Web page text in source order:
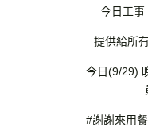
今日工事
提供給所
今日(9/29)
#謝謝來用